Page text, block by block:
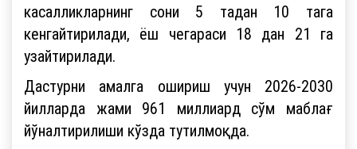
касалликларнинг сони 5 тадан 10 тага
кенгайтирилади, ёш чегараси 18 дан 21 га
узайтирилади.
Дастурни амалга ошириш учун 2026-2030
йилларда жами 961 миллиард сўм маблағ
йўналтирилиши кўзда тутилмоқда.